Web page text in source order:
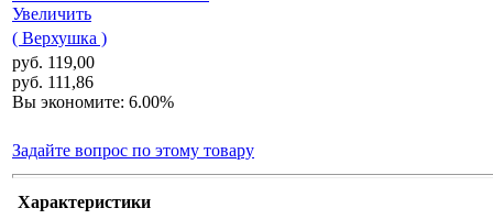
Увеличить
( Верхушка )
руб. 119,00
руб. 111,86
Вы экономите: 6.00%
Задайте вопрос по этому товару
Характеристики